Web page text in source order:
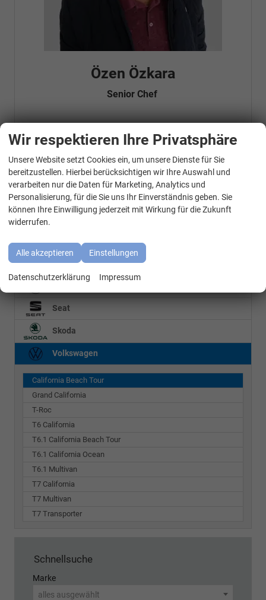
Özen Özkara
Senior Chef
Telefonnummer: 07181 - 47695 15
info@autohausrems.de
Fahrzeugnr.
Geparkte Fahrzeuge (0)
BMW
Cupra
Seat
Skoda
Volkswagen
California Beach Tour
Grand California
T-Roc
T6 California
T6.1 California Beach Tour
T6.1 California Ocean
T6.1 Multivan
T7 California
T7 Multivan
T7 Transporter
Schnellsuche
Marke
alles ausgewählt
Wir respektieren Ihre Privatsphäre
Unsere Website setzt Cookies ein, um unsere Dienste für Sie
bereitzustellen. Hierbei berücksichtigen wir Ihre Auswahl und
verarbeiten nur die Daten für Marketing, Analytics und
Personalisierung, für die Sie uns Ihr Einverständnis geben. Sie
können Ihre Einwilligung jederzeit mit Wirkung für die Zukunft
widerrufen.
Alle akzeptieren Einstellungen
Datenschutzerklärung Impressum